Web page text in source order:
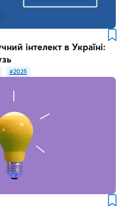
інтелект в Україні:
#2025